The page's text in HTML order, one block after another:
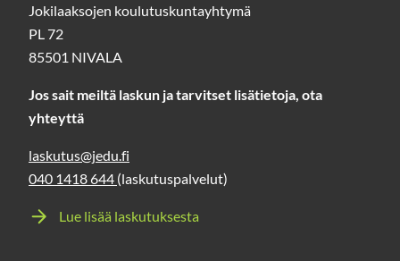
Jokilaaksojen koulutuskuntayhtymä
PL 72
85501 NIVALA
Jos sait meiltä laskun ja tarvitset lisätietoja, ota
yhteyttä
laskutus@jedu.fi
040 1418 644 (laskutuspalvelut)
Lue lisää laskutuksesta